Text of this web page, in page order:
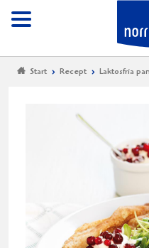
Meny
Start Recept Laktosfria